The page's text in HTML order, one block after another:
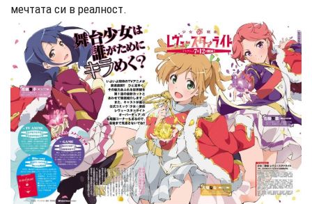
мечтата си в реалност.